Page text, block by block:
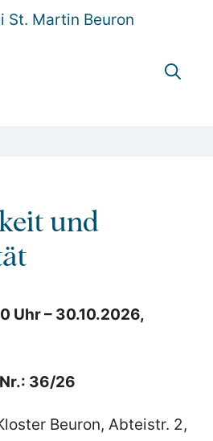
und
Uhr – 30.10.2026,
36/26
Beuron, Abteistr. 2,